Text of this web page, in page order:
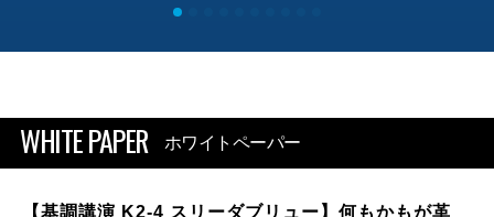
WHITE PAPER ホワイトペーパー
【基調講演 K2-4 スリーダブリュー】何もかもが革